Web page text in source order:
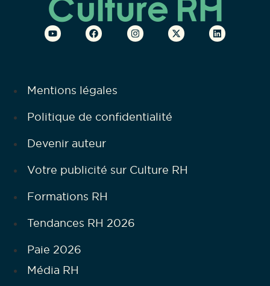
Mentions légales
Politique de confidentialité
Devenir auteur
Votre publicité sur Culture RH
Formations RH
Tendances RH 2026
Paie 2026
Média RH